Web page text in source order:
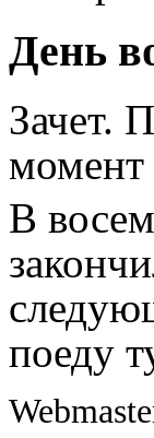
День
Зачет.
момент
В
поеду